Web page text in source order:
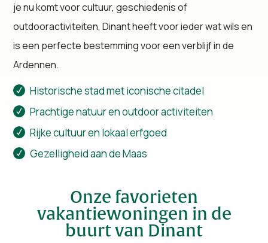
je nu komt voor cultuur, geschiedenis of
outdooractiviteiten, Dinant heeft voor ieder wat wils en
is een perfecte bestemming voor een verblijf in de
Ardennen.
Historische stad met iconische citadel
Prachtige natuur en outdoor activiteiten
Rijke cultuur en lokaal erfgoed
Gezelligheid aan de Maas
Onze favorieten
vakantiewoningen in de
buurt van Dinant